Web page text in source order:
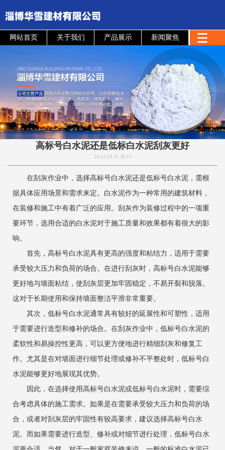
网站首页 关于我们 产品展示 新闻聚焦
高标号白水泥还是低标白水泥刮灰更好
24/12/24 11:38:12
在刮灰作业中，选择高标号白水泥还是低标号白水泥，需根
据具体应用场景和需求来定。白水泥作为一种常用的建筑材料，
在装修和施工中有着广泛的应用。刮灰作为装修过程中的一项重
要环节，选用合适的白水泥对于施工质量和效果都有着很大的影
响。
首先，高标号白水泥具有更高的强度和粘结力，适用于需要
承受较大压力和负荷的场合。在进行刮灰时，高标号白水泥能够
更好地与墙面粘结，使刮灰层更加牢固稳定，不易开裂和脱落。
这对于长期使用和保持墙面整洁平滑非常重要。
其次，低标号白水泥通常具有较好的延展性和可塑性，适用
于需要进行造型和修补的场合。在刮灰作业中，低标号白水泥的
柔软性和易操控性更高，可以更方便地进行精细刮灰和修复工
作。尤其是在对墙面进行细节处理或修补不平整处时，低标号白
水泥能够更好地展现其优势。
因此，在选择使用高标号白水泥或低标号白水泥时，需要综
合考虑具体的施工需求。如果是在需要承受较大压力和负荷的场
合，或者对刮灰层的牢固性有较高要求，建议选择高标号白水
泥。而如果需要进行造型、修补或对细节进行处理，低标号白水